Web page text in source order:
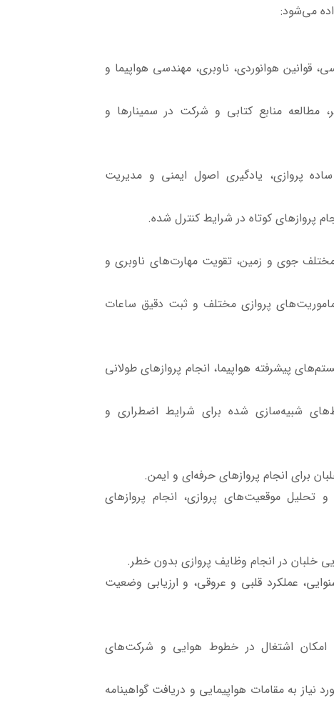
می‌شود:
قوانین هوانوردی، ناوبری، مهندسی هواپیما و
مطالعه منابع کتابی و شرکت در سمینارها و
ساده پروازی، یادگیری اصول ایمنی و مدیریت
پروازهای کوتاه در شرایط کنترل شده.
مختلف جوی و زمین، تقویت مهارت‌های ناوبری و
پروازی مختلف و ثبت دقیق ساعات
پیشرفته هواپیما، انجام پروازهای طولانی
شبیه‌سازی شده برای شرایط اضطراری و
برای انجام پروازهای حرفه‌ای و ایمن.
تحلیل موقعیت‌های پروازی، انجام پروازهای
خلبان در انجام وظایف پروازی بدون خطر.
عملکرد قلبی و عروقی، و ارزیابی وضعیت
امکان اشتغال در خطوط هوایی و شرکت‌های
نیاز به مقامات هواپیمایی و دریافت گواهینامه